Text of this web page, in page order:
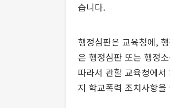
습니다.
행정심판은 교육청에,
은 행정심판 또는 행정
따라서 관할 교육청에
지 학교폭력 조치사항